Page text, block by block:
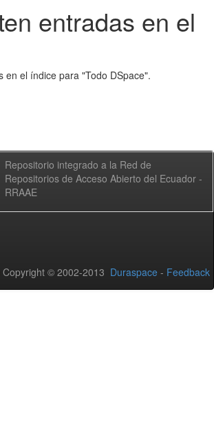
entradas en el
en el índice para "Todo DSpace".
Repositorio integrado a la Red de
Repositorios de Acceso Abierto del Ecuador -
RRAAE
Copyright © 2002-2013 Duraspace - Feedback